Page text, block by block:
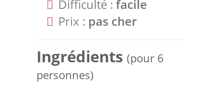
Difficulté : facile
Prix : pas cher
Ingrédients (pour 6
personnes)